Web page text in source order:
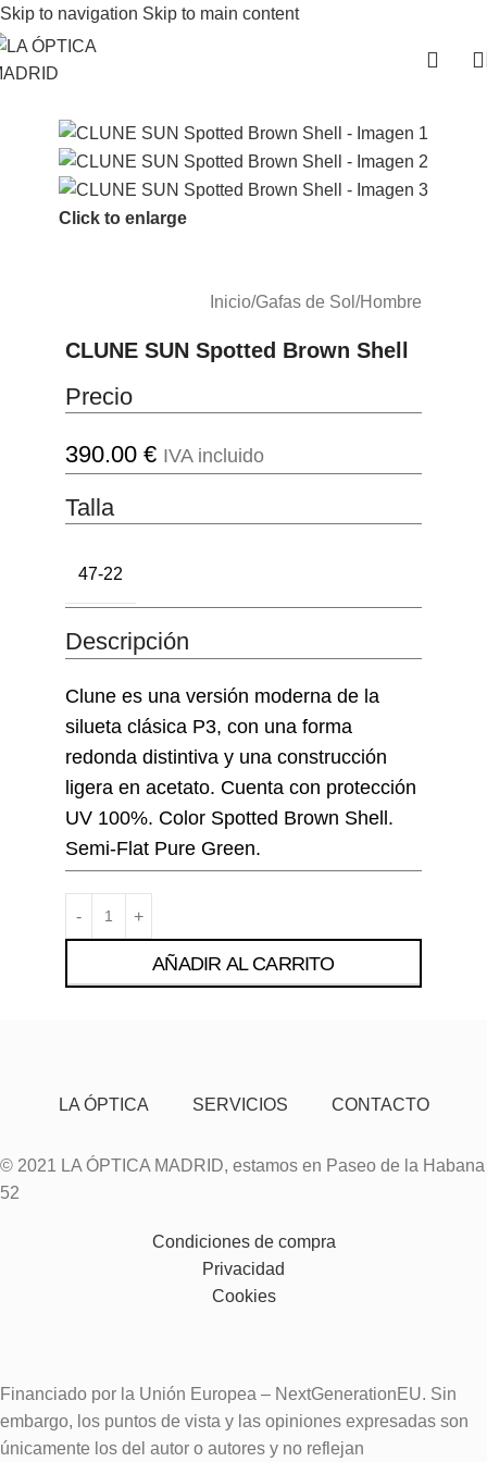
Skip to navigation Skip to main content
Click to enlarge
Inicio/Gafas de Sol/Hombre
CLUNE SUN Spotted Brown Shell
Precio
390.00 € IVA incluido
Talla
47-22
Descripción
Clune es una versión moderna de la
silueta clásica P3, con una forma
redonda distintiva y una construcción
ligera en acetato. Cuenta con protección
UV 100%. Color Spotted Brown Shell.
Semi-Flat Pure Green.
AÑADIR AL CARRITO
LA ÓPTICA SERVICIOS CONTACTO
© 2021 LA ÓPTICA MADRID, estamos en Paseo de la Habana
52
Condiciones de compra
Privacidad
Cookies
Financiado por la Unión Europea – NextGenerationEU. Sin
embargo, los puntos de vista y las opiniones expresadas son
únicamente los del autor o autores y no reflejan